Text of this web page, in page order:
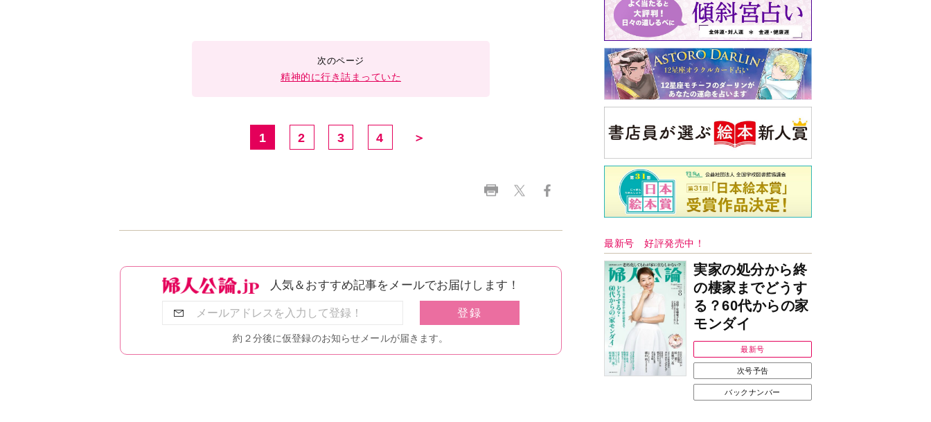
結婚1か月で離婚を決めました。本当に
よかったのでしょうか
婚約者がBL愛好家でした
見知らぬ女性からの悪意 どうしたらよ
いか
中央公論新社の本
もうじきたべられるぼく
はせがわゆうじ 作
詳しくみる
インフォメーション
ＡＩで始める遺言を書
く前の準備セミナー開
催
耳にすっぽり！オーテ
ィコン補聴器、新しい
スタイルで All in Ear
の「オーティコン ジー
ル」を発売